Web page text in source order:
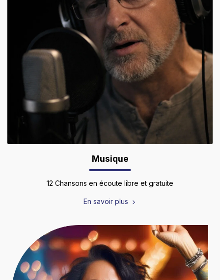
Musique
12 Chansons en écoute libre et gratuite
En savoir plus